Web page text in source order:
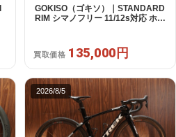
GOKISO（ゴキソ）｜STANDARD
RIM シマノフリー 11/12s対応 ホイ
買取価格 135,000円
2026/8/5